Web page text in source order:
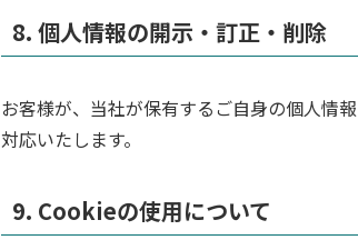
8. 個人情報の開示・訂正・削除
お客様が、当社が保有するご自身の個人情
対応いたします。
9. Cookieの使用について